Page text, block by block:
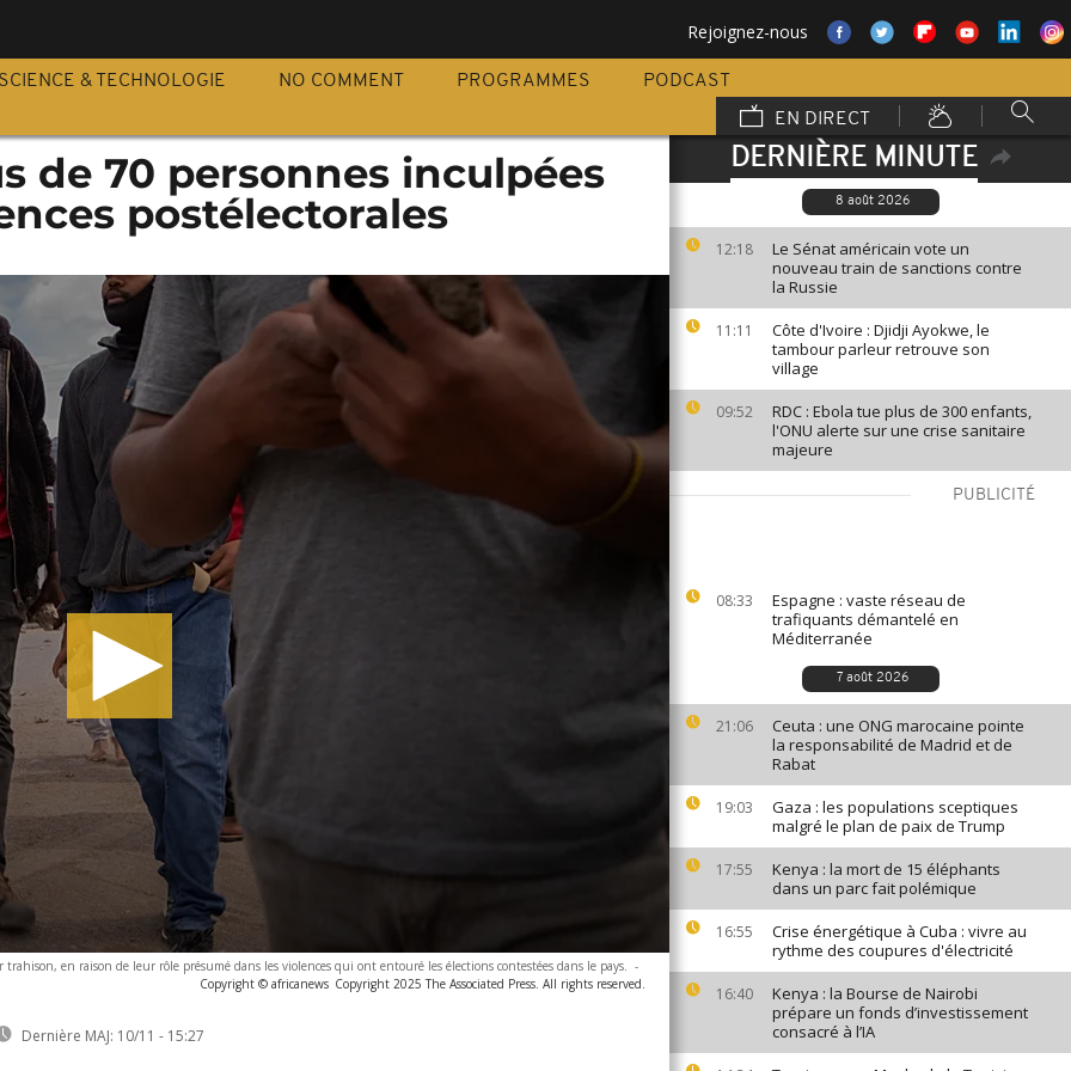
Rejoignez-nous
SCIENCE & TECHNOLOGIE NO COMMENT PROGRAMMES
PODCAST
EN DIRECT
DERNIÈRE MINUTE
8 août 2026
12:18
Le Sénat américain vote un
nouveau train de sanctions contre
la Russie
11:11
Côte d'Ivoire : Djidji Ayokwe, le
tambour parleur retrouve son
village
09:52
RDC : Ebola tue plus de 300 enfants,
l'ONU alerte sur une crise sanitaire
majeure
PUBLICITÉ
08:33
Espagne : vaste réseau de
trafiquants démantelé en
Méditerranée
7 août 2026
21:06
Ceuta : une ONG marocaine pointe
la responsabilité de Madrid et de
Rabat
19:03
Gaza : les populations sceptiques
malgré le plan de paix de Trump
17:55
Kenya : la mort de 15 éléphants
dans un parc fait polémique
16:55
Crise énergétique à Cuba : vivre au
rythme des coupures d'électricité
16:40
Kenya : la Bourse de Nairobi
prépare un fonds d’investissement
consacré à l’IA
de 70 personnes inculpées
postélectorales
en raison de leur rôle présumé dans les violences qui ont entouré les élections contestées dans le pays. -
Copyright © africanews Copyright 2025 The Associated Press. All rights reserved.
Dernière MAJ: 10/11 - 15:27